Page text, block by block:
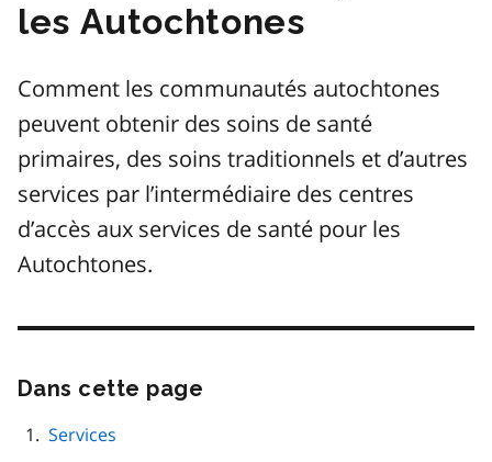
les Autochtones
Comment les communautés autochtones
peuvent obtenir des soins de santé
primaires, des soins traditionnels et d’autres
services par l’intermédiaire des centres
d’accès aux services de santé pour les
Autochtones.
Dans cette page
Services